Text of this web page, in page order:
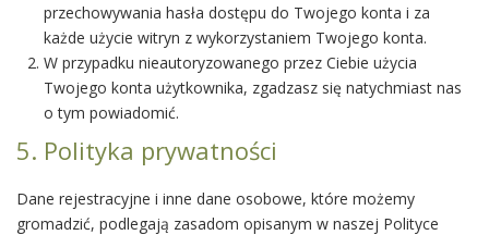
przechowywania hasła dostępu do Twojego konta i za
każde użycie witryn z wykorzystaniem Twojego konta.
W przypadku nieautoryzowanego przez Ciebie użycia
Twojego konta użytkownika, zgadzasz się natychmiast nas
o tym powiadomić.
5. Polityka prywatności
Dane rejestracyjne i inne dane osobowe, które możemy
gromadzić, podlegają zasadom opisanym w naszej Polityce